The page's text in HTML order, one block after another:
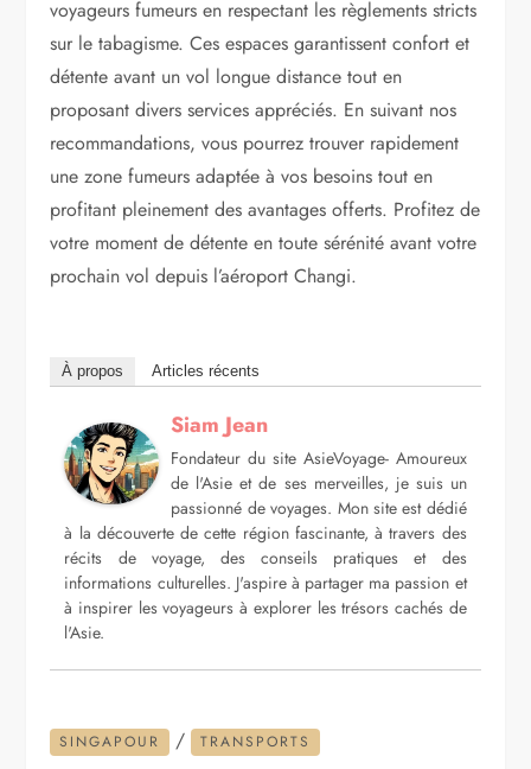
voyageurs fumeurs en respectant les règlements stricts
sur le tabagisme. Ces espaces garantissent confort et
détente avant un vol longue distance tout en
proposant divers services appréciés. En suivant nos
recommandations, vous pourrez trouver rapidement
une zone fumeurs adaptée à vos besoins tout en
profitant pleinement des avantages offerts. Profitez de
votre moment de détente en toute sérénité avant votre
prochain vol depuis l’aéroport Changi.
À propos Articles récents
Siam Jean
Fondateur du site AsieVoyage- Amoureux
de l'Asie et de ses merveilles, je suis un
passionné de voyages. Mon site est dédié
à la découverte de cette région fascinante, à travers des
récits de voyage, des conseils pratiques et des
informations culturelles. J'aspire à partager ma passion et
à inspirer les voyageurs à explorer les trésors cachés de
l'Asie.
SINGAPOUR / TRANSPORTS